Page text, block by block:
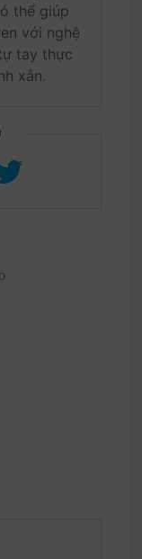
thể giúp
với nghệ
tay thực
xắn.